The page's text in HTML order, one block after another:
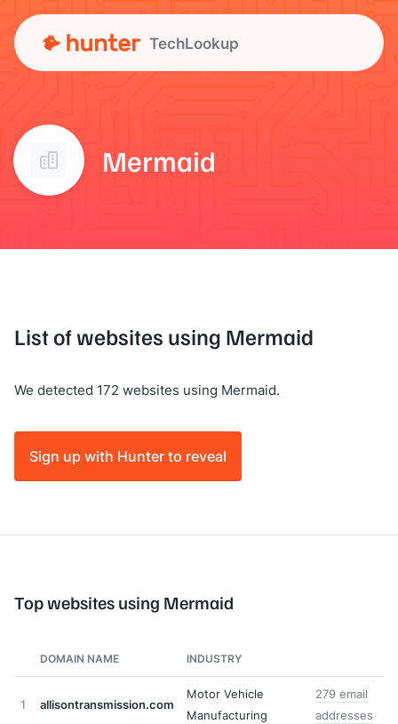
TechLookup
Mermaid
List of websites using Mermaid
We detected 172 websites using Mermaid.
Sign up with Hunter to reveal
Top websites using Mermaid
DOMAIN NAME INDUSTRY
1 allisontransmission.com
Motor Vehicle
Manufacturing
279 email
addresses